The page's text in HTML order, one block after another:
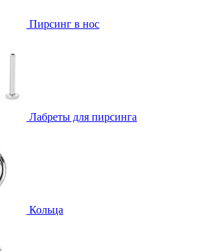
Пирсинг в нос
Лабреты для пирсинга
Кольца